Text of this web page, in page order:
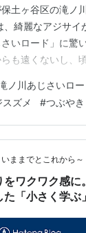
土ヶ谷区の滝ノ
、綺麗なアジサイ
いロード」に驚
も遠くないし、
でいいし、と、
くなった？ 去年
だった。 翌年は
っともっとさみ
なるようになっ
くないけど、初
ノ川あじさいロー
スズメ #つぶやき
ままでとこれから～
ワクワク感に
「小さく学ぶ